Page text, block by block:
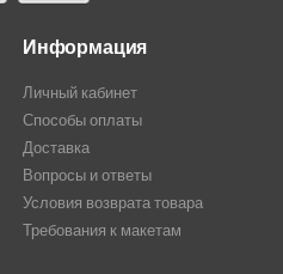
Информация
Личный кабинет
Способы оплаты
Доставка
Вопросы и ответы
Условия возврата товара
Требования к макетам